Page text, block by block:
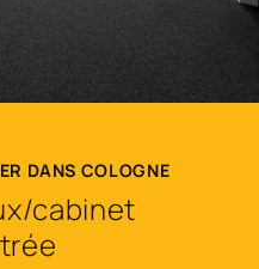
DANS COLOGNE
cabinet